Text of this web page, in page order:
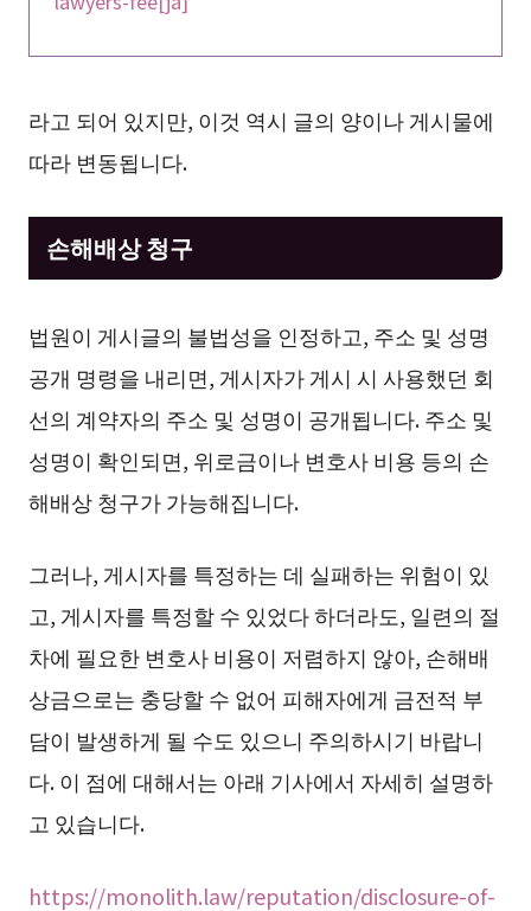
라고 되어 있지만, 이것 역시 글의 양이나 게시물에
따라 변동됩니다.
손해배상 청구
법원이 게시글의 불법성을 인정하고, 주소 및 성명
공개 명령을 내리면, 게시자가 게시 시 사용했던 회
선의 계약자의 주소 및 성명이 공개됩니다. 주소 및
성명이 확인되면, 위로금이나 변호사 비용 등의 손
해배상 청구가 가능해집니다.
그러나, 게시자를 특정하는 데 실패하는 위험이 있
고, 게시자를 특정할 수 있었다 하더라도, 일련의 절
차에 필요한 변호사 비용이 저렴하지 않아, 손해배
상금으로는 충당할 수 없어 피해자에게 금전적 부
담이 발생하게 될 수도 있으니 주의하시기 바랍니
다. 이 점에 대해서는 아래 기사에서 자세히 설명하
고 있습니다.
https://monolith.law/reputation/disclosure-of-